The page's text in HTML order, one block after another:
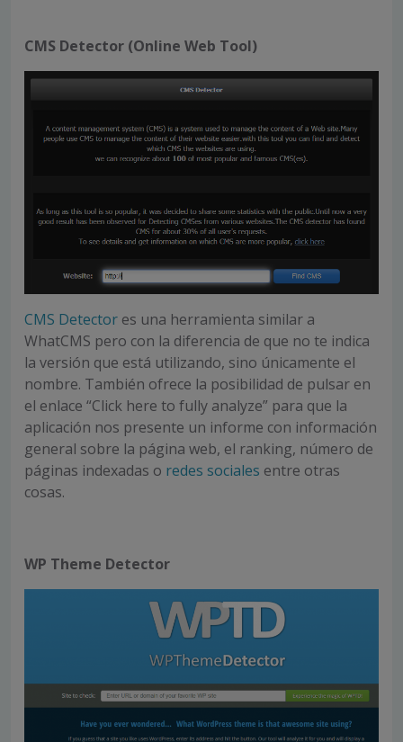
CMS Detector (Online Web Tool)
CMS Detector es una herramienta similar a
WhatCMS pero con la diferencia de que no te indica
la versión que está utilizando, sino únicamente el
nombre. También ofrece la posibilidad de pulsar en
el enlace “Click here to fully analyze” para que la
aplicación nos presente un informe con información
general sobre la página web, el ranking, número de
páginas indexadas o redes sociales entre otras
cosas.
WP Theme Detector